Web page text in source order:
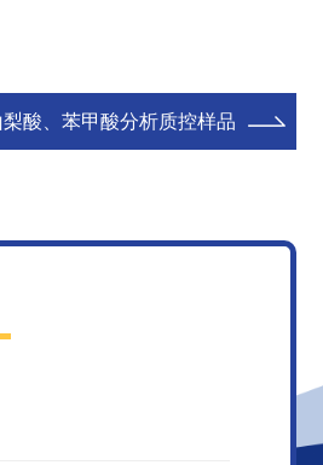
酸、苯甲酸分析质控样品